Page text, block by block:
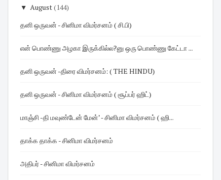
▼ August(144)
தனி ஒருவன் - சினிமா விமர்சனம் ( சி.பி)
என் பொண்ணு அழகா இருக்கில்ல?னு ஒரு பொண்ணு கேட்டா ...
தனி ஒருவன் -திரை விமர்சனம்: ( THE HINDU)
தனி ஒருவன் - சினிமா விமர்சனம் ( சூப்பர் ஹிட்)
மாஞ்சி -தி மவுண்டேன் மேன்’ - சினிமா விமர்சனம் ( ஹி...
தாக்க தாக்க - சினிமா விமர்சனம்
அதிபர் - சினிமா விமர்சனம்